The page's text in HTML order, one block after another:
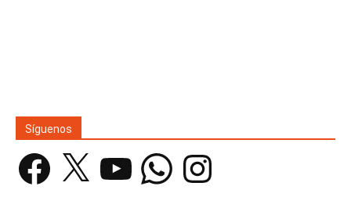
Síguenos
Facebook YouTube WhatsAppInstagram